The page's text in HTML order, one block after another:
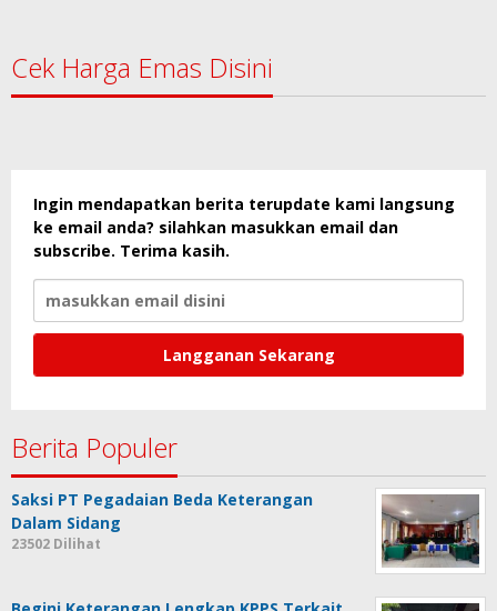
Cek Harga Emas Disini
Ingin mendapatkan berita terupdate kami langsung
ke email anda? silahkan masukkan email dan
subscribe. Terima kasih.
Berita Populer
Saksi PT Pegadaian Beda Keterangan
Dalam Sidang
23502 Dilihat